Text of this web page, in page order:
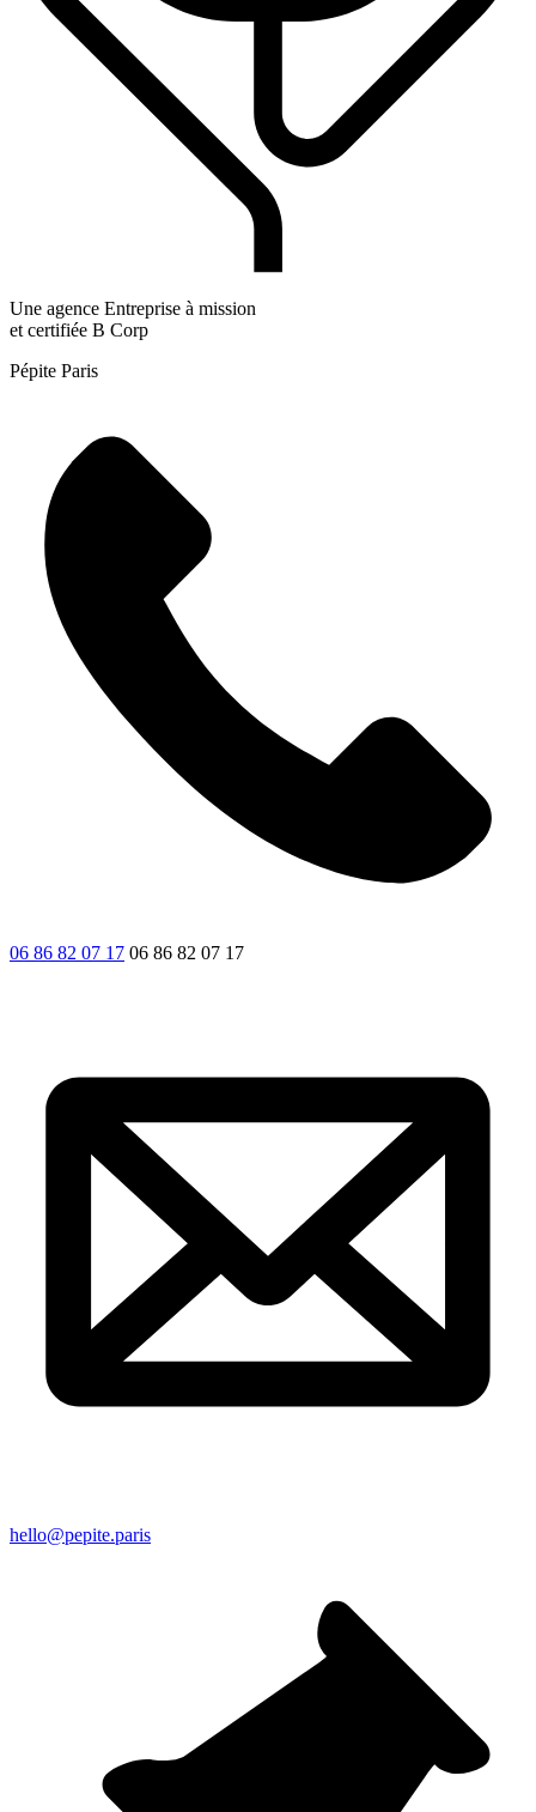
Une agence Entreprise à mission
et certifiée B Corp
Pépite Paris
06 86 82 07 17 06 86 82 07 17
hello@pepite.paris